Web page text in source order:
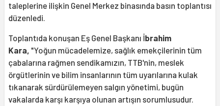
taleplerine ilişkin Genel Merkez binasında basın toplantısı
düzenledi.
Toplantıda konuşan Eş Genel Başkanı İbrahim
Kara, "Yoğun mücadelemize, sağlık emekçilerinin tüm
çabalarına rağmen sendikamızın, TTB'nin, meslek
örgütlerinin ve bilim insanlarının tüm uyarılarına kulak
tıkanarak sürdürülemeyen salgın yönetimi, bugün
vakalarda karşı karşıya olunan artışın sorumlusudur.